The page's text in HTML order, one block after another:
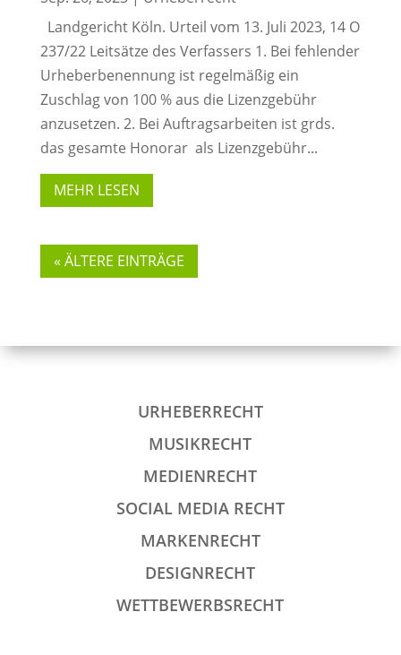
Landgericht Köln. Urteil vom 13. Juli 2023, 14 O
237/22 Leitsätze des Verfassers 1. Bei fehlender
Urheberbenennung ist regelmäßig ein
Zuschlag von 100 % aus die Lizenzgebühr
anzusetzen. 2. Bei Auftragsarbeiten ist grds.
das gesamte Honorar als Lizenzgebühr...
MEHR LESEN
« ÄLTERE EINTRÄGE
URHEBERRECHT
MUSIKRECHT
MEDIENRECHT
SOCIAL MEDIA RECHT
MARKENRECHT
DESIGNRECHT
WETTBEWERBSRECHT